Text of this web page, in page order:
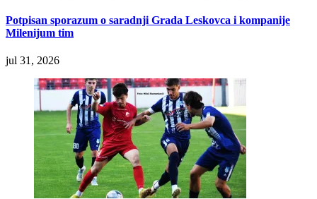
Potpisan sporazum o saradnji Grada Leskovca i kompanije
Milenijum tim
jul 31, 2026